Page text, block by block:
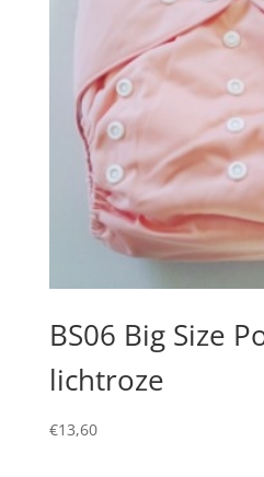
BS06 Big Size
lichtroze
€13,60